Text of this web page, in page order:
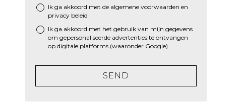
* Ik ga akkoord met de algemene voorwaarden en
privacy beleid
Ik ga akkoord met het gebruik van mijn gegevens
om gepersonaliseerde advertenties te ontvangen
op digitale platforms (waaronder Google)
SEND